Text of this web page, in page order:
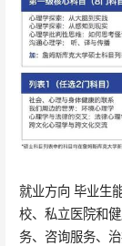
就业方向 毕业生
校、私立医院和
务、咨询服务、